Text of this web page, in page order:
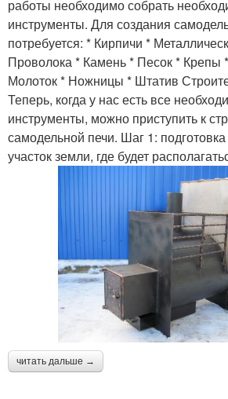
работы необходимо собрать
инструменты. Для создания
потребуется: * Кирпичи *
Проволока * Камень * Песок * Крепы
Молоток * Ножницы * Штатив
Теперь, когда у нас есть все
инструменты, можно приступить к
самодельной печи. Шаг 1:
участок земли, где будет
читать дальше →